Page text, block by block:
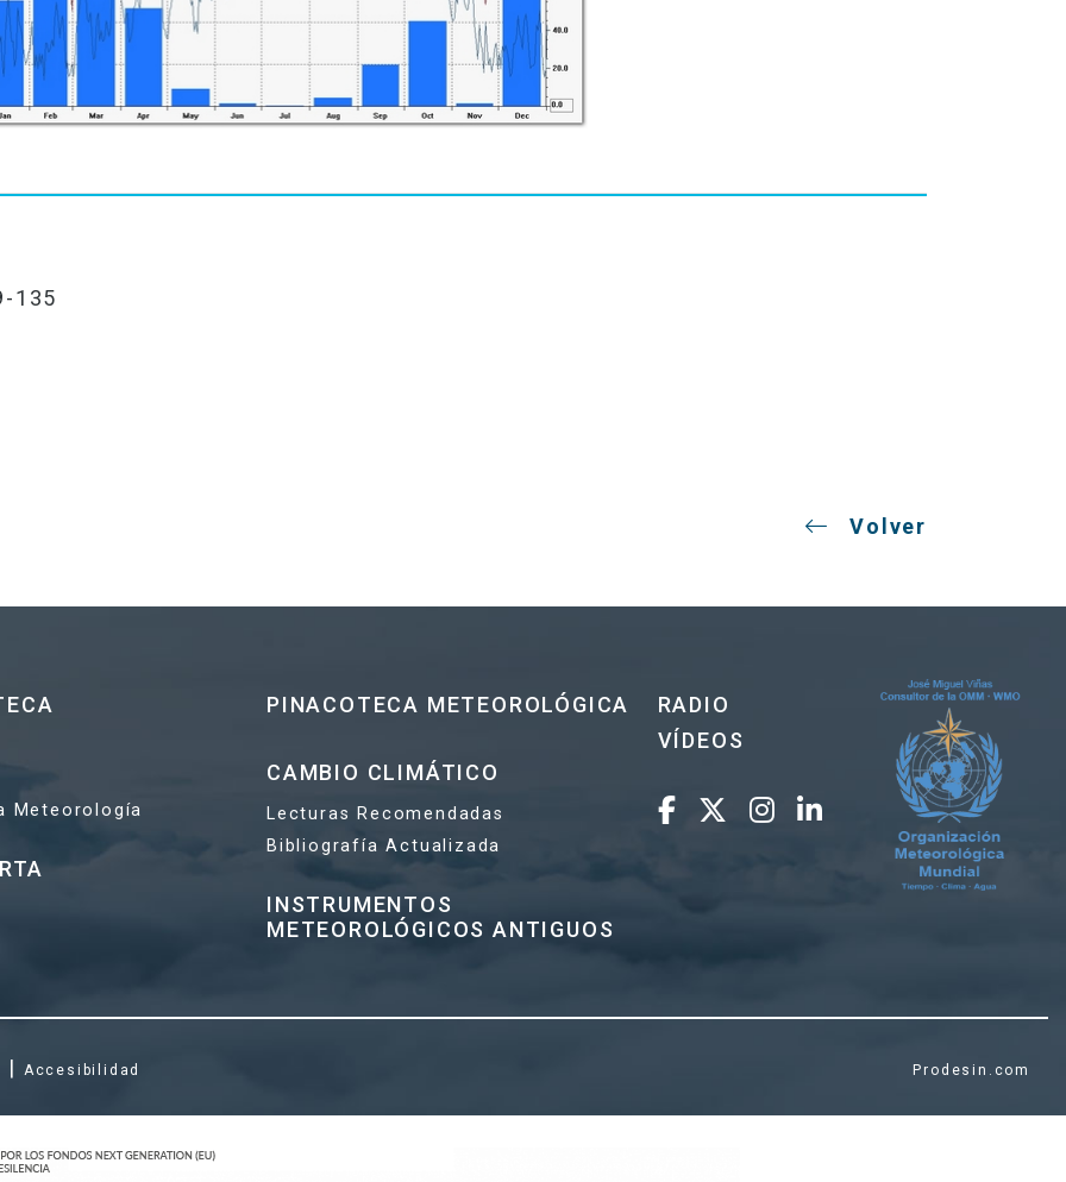
135
Volver
Meteorología
PINACOTECA METEOROLÓGICA
CAMBIO CLIMÁTICO
Lecturas Recomendadas
Bibliografía Actualizada
INSTRUMENTOS
METEOROLÓGICOS ANTIGUOS
RADIO
VÍDEOS
| Accesibilidad Prodesin.com